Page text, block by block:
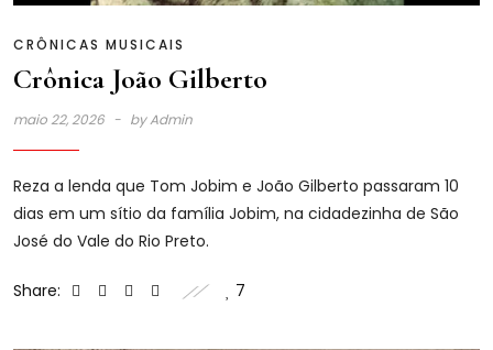
CRÔNICAS MUSICAIS
Crônica João Gilberto
maio 22, 2026 byAdmin
Reza a lenda que Tom Jobim e João Gilberto passaram 10
dias em um sítio da família Jobim, na cidadezinha de São
José do Vale do Rio Preto.
Share: 7